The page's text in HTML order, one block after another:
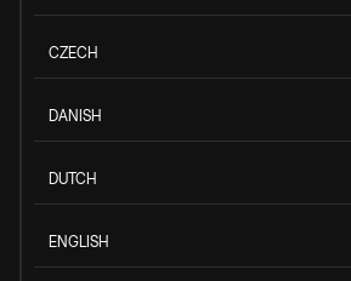
CZECH
DANISH
DUTCH
ENGLISH